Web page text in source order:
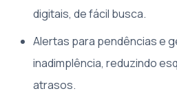
digitais, de fácil busca.
Alertas para pendências e
inadimplência, reduzindo
atrasos.